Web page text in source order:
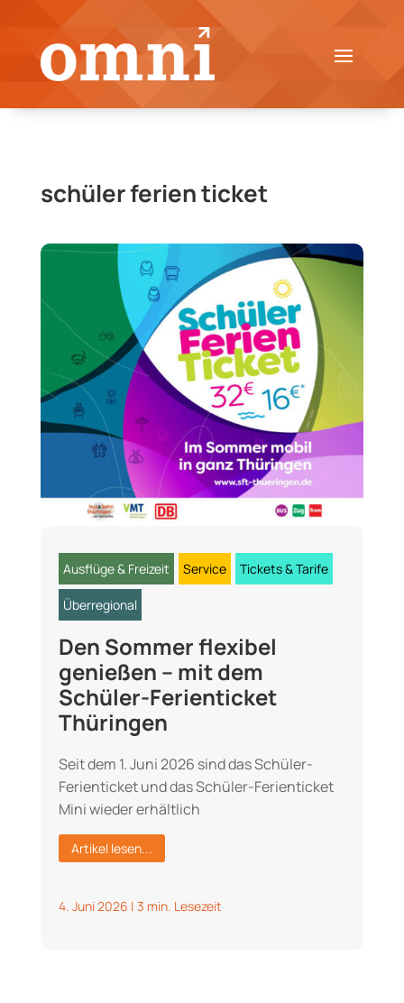
schüler ferien ticket
Ausflüge & Freizeit Service Tickets & Tarife
Überregional
Den Sommer flexibel
genießen – mit dem
Schüler-Ferienticket
Thüringen
Seit dem 1. Juni 2026 sind das Schüler-
Ferienticket und das Schüler-Ferienticket
Mini wieder erhältlich
Artikel lesen...
4. Juni 2026 | 3 min. Lesezeit